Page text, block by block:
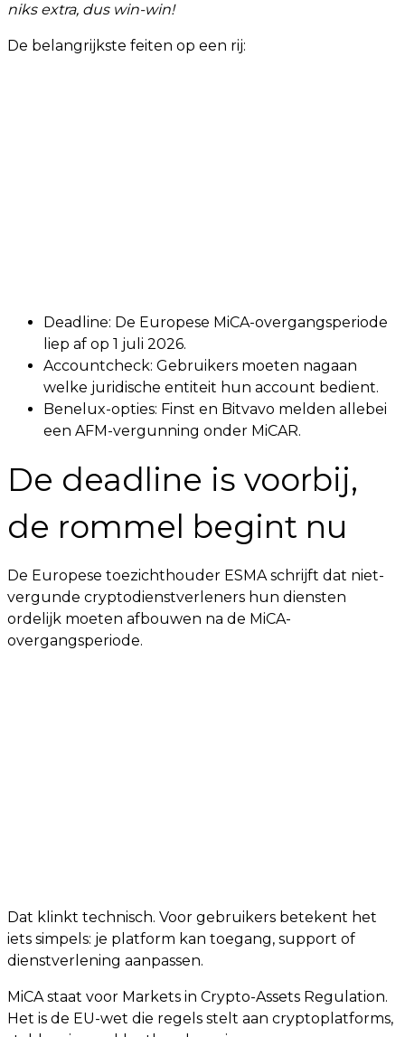
niks extra, dus win-win!
De belangrijkste feiten op een rij:
Deadline: De Europese MiCA-overgangsperiode
liep af op 1 juli 2026.
Accountcheck: Gebruikers moeten nagaan
welke juridische entiteit hun account bedient.
Benelux-opties: Finst en Bitvavo melden allebei
een AFM-vergunning onder MiCAR.
De deadline is voorbij,
de rommel begint nu
De Europese toezichthouder ESMA schrijft dat niet-
vergunde cryptodienstverleners hun diensten
ordelijk moeten afbouwen na de MiCA-
overgangsperiode.
Dat klinkt technisch. Voor gebruikers betekent het
iets simpels: je platform kan toegang, support of
dienstverlening aanpassen.
MiCA staat voor Markets in Crypto-Assets Regulation.
Het is de EU-wet die regels stelt aan cryptoplatforms,